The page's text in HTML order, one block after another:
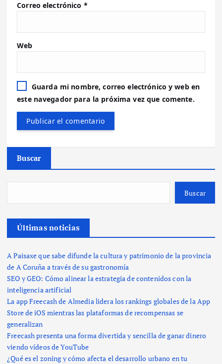
Correo electrónico *
Web
Guarda mi nombre, correo electrónico y web en
este navegador para la próxima vez que comente.
Buscar
Buscar
Últimas noticias
A Paisaxe que sabe difunde la cultura y patrimonio de la provincia
de A Coruña a través de su gastronomía
SEO y GEO: Cómo alinear la estrategia de contenidos con la
inteligencia artificial
La app Freecash de Almedia lidera los rankings globales de la App
Store de iOS mientras las plataformas de recompensas se
generalizan
Freecash presenta una forma divertida y sencilla de ganar dinero
viendo vídeos de YouTube
¿Qué es el zoning y cómo afecta el desarrollo urbano en tu